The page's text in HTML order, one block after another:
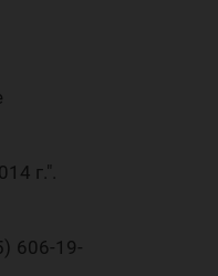
г.".
606-19-